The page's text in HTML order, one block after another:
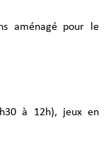
aménagé pour le
à 12h), jeux en